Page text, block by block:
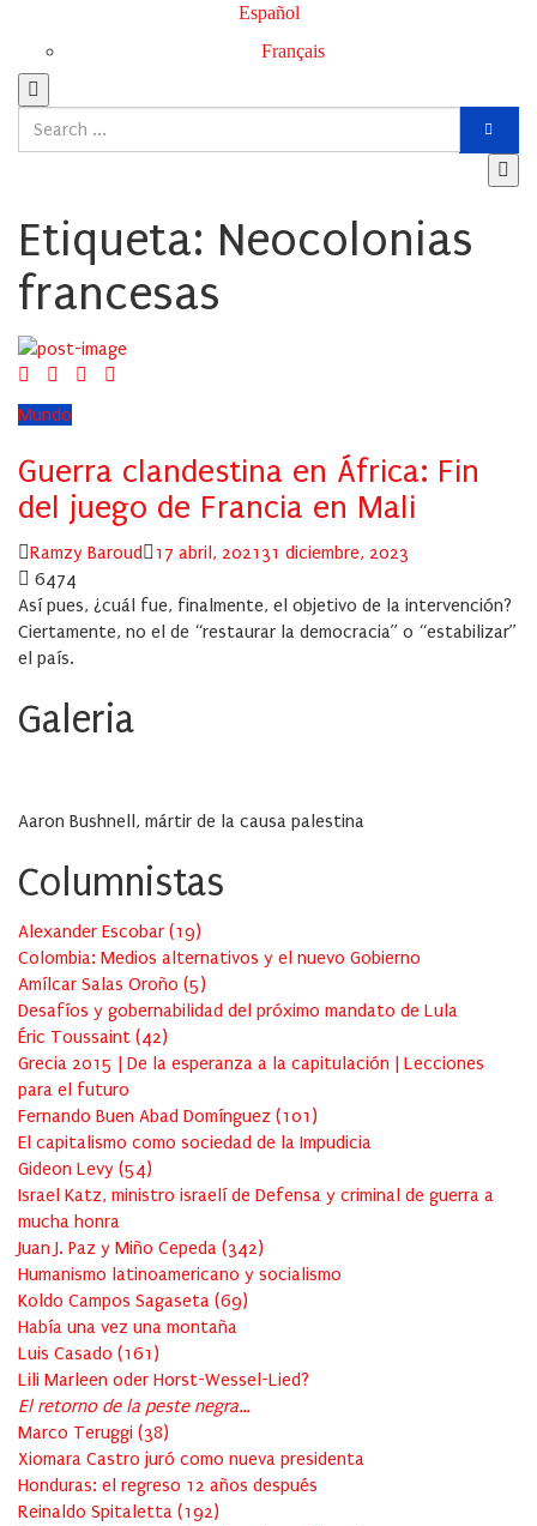
Español
Français
Etiqueta: Neocolonias
francesas
Mundo
Guerra clandestina en África: Fin
del juego de Francia en Mali
Author
Ramzy Baroud
Posted
17 abril, 2021 31 diciembre, 2023
6474
Así pues, ¿cuál fue, finalmente, el objetivo de la intervención?
Ciertamente, no el de “restaurar la democracia” o “estabilizar”
el país.
Galeria
Aaron Bushnell, mártir de la causa palestina
Columnistas
Alexander Escobar (19)
Colombia: Medios alternativos y el nuevo Gobierno
Amílcar Salas Oroño (5)
Desafíos y gobernabilidad del próximo mandato de Lula
Éric Toussaint (42)
Grecia 2015 | De la esperanza a la capitulación | Lecciones
para el futuro
Fernando Buen Abad Domínguez (101 )
El capitalismo como sociedad de la Impudicia
Gideon Levy (54)
Israel Katz, ministro israelí de Defensa y criminal de guerra a
mucha honra
Juan J. Paz y Miño Cepeda (342)
Humanismo latinoamericano y socialismo
Koldo Campos Sagaseta (69)
Había una vez una montaña
Luis Casado (161 )
Lili Marleen oder Horst-Wessel-Lied?
El retorno de la peste negra…
Marco Teruggi (38)
Xiomara Castro juró como nueva presidenta
Honduras: el regreso 12 años después
Reinaldo Spitaletta (192)